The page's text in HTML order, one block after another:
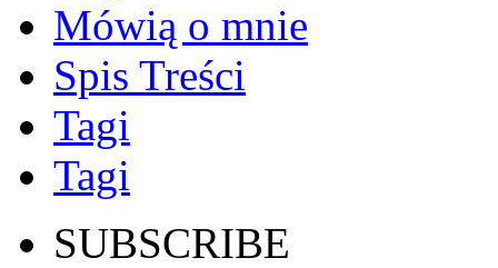
Mówią o mnie
Spis Treści
Tagi
Tagi
SUBSCRIBE